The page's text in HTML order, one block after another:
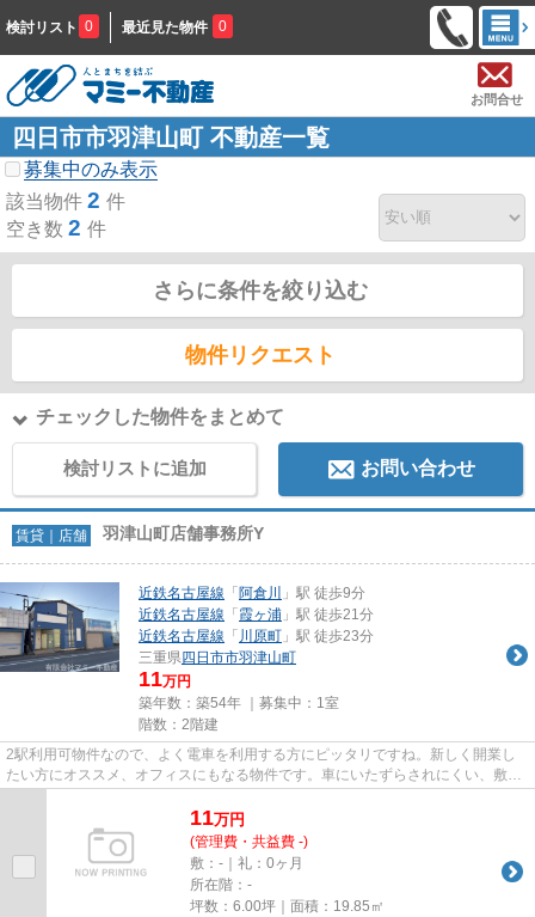
検討リスト 0 最近見た物件 0
お問合せ
四日市市羽津山町 不動産一覧
募集中のみ表示
該当物件 2 件
空き数 2 件
さらに条件を絞り込む
物件リクエスト
チェックした物件をまとめて
検討リストに追加 お問い合わせ
賃貸｜店舗 羽津山町店舗事務所Y
近鉄名古屋線 「 阿倉川
」駅 徒歩9分
近鉄名古屋線 「 霞ヶ浦 」駅 徒歩21分
近鉄名古屋線 「 川原町 」駅 徒歩23分
三重県四日市市羽津山町
11万円
築年数：築54年 ｜募集中： 1室
階数：2階建
2駅利用可物件なので、よく電車を利用する方にピッタリですね。新しく開業し
たい方にオススメ、オフィスにもなる物件です。車にいたずらされにくい、敷地
11万円
(管理費・共益費 -)
敷：-｜礼：0ヶ月
所在階：-
坪数：6.00坪｜面積：19.85㎡